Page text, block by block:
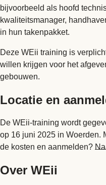
bijvoorbeeld als hoofd
kwaliteitsmanager,
in hun takenpakket.
Deze WEii training is
willen krijgen voor het
gebouwen.
Locatie en
De WEii-training wordt
op 16 juni 2025 in Woerden.
de kosten en aanmelden?
Over WEii